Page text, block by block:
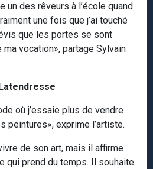
un des rêveurs à l’école quand
une fois que j’ai touché
que les portes se sont
ma vocation», partage Sylvain
où j’essaie plus de vendre
peintures», exprime l’artiste.
de son art, mais il affirme
qui prend du temps. Il souhaite